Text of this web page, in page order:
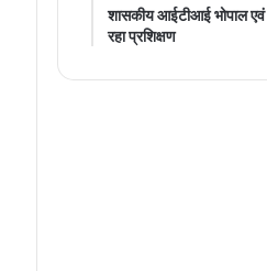
शासकीय आईटीआई भोपाल एवं
रहा प्रशिक्षण